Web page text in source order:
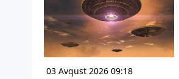
03 Avqust 2026 09:18